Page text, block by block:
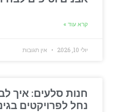
קרא עוד »
יולי 10, 2026 אין תגובות
חנות סלעים: איך
נחל לפרויקטים